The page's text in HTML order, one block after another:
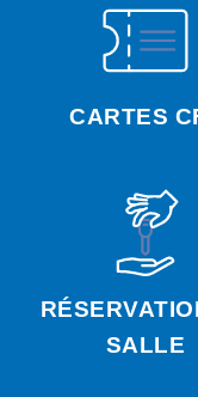
CARTES
SALLE